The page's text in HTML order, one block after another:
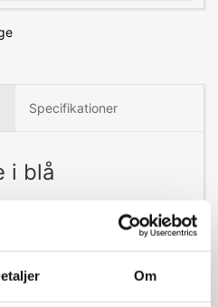
Om
Specifikationer
i blå
i blå, som kan
dine ting. Skuffen er
i de fleste
kan nemt tilpasses med
separat.